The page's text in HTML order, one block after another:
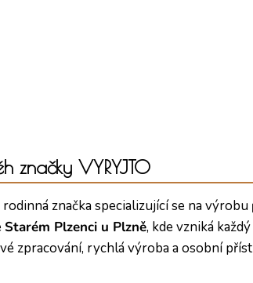
značky VYRYJTO
rodinná značka specializující se na výrobu
Starém Plzenci u Plzně, kde vzniká
zpracování, rychlá výroba a osobní